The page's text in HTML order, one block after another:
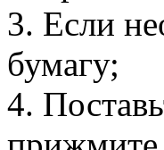
3. Если
бумагу;
4.